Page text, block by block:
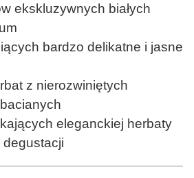
ekskluzywnych białych
bardzo delikatne i jasne
z nierozwiniętych
eleganckiej herbaty